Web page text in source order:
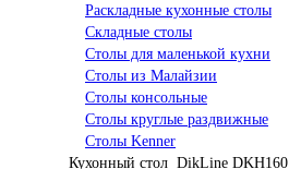
Раскладные кухонные столы
Складные столы
Столы для маленькой кухни
Столы из Малайзии
Столы консольные
Столы круглые раздвижные
Столы Kenner
Кухонный стол DikLine DKH160